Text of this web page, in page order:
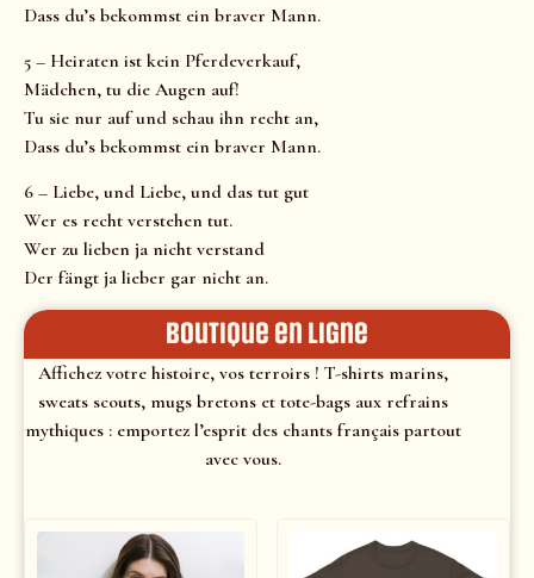
Dass du’s bekommst ein braver Mann.
5 – Heiraten ist kein Pferdeverkauf,
Mädchen, tu die Augen auf!
Tu sie nur auf und schau ihn recht an,
Dass du’s bekommst ein braver Mann.
6 – Liebe, und Liebe, und das tut gut
Wer es recht verstehen tut.
Wer zu lieben ja nicht verstand
Der fängt ja lieber gar nicht an.
Boutique en ligne
Affichez votre histoire, vos terroirs ! T-shirts marins,
sweats scouts, mugs bretons et tote-bags aux refrains
mythiques : emportez l’esprit des chants français partout
avec vous.